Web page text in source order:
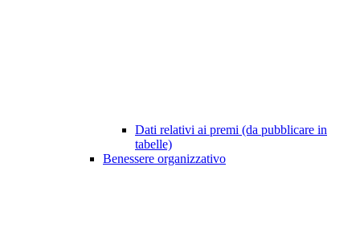
Dati relativi ai premi (da pubblicare in
tabelle)
Benessere organizzativo